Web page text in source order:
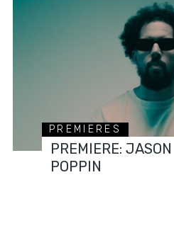
PREMIERES
PREMIERE:
POPPIN